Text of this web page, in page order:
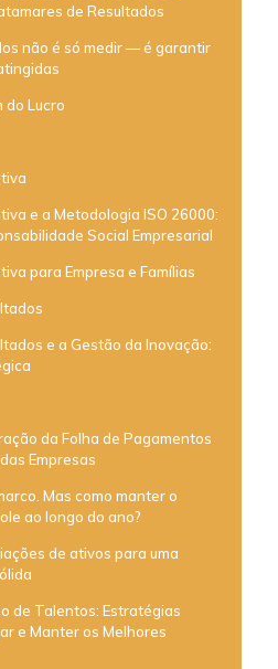
de Resultados
não é só medir — é garantir
do Lucro
e a Metodologia ISO 26000:
Social Empresarial
para Empresa e Famílias
e a Gestão da Inovação:
da Folha de Pagamentos
Empresas
Mas como manter o
ao longo do ano?
de ativos para uma
de Talentos: Estratégias
e Manter os Melhores